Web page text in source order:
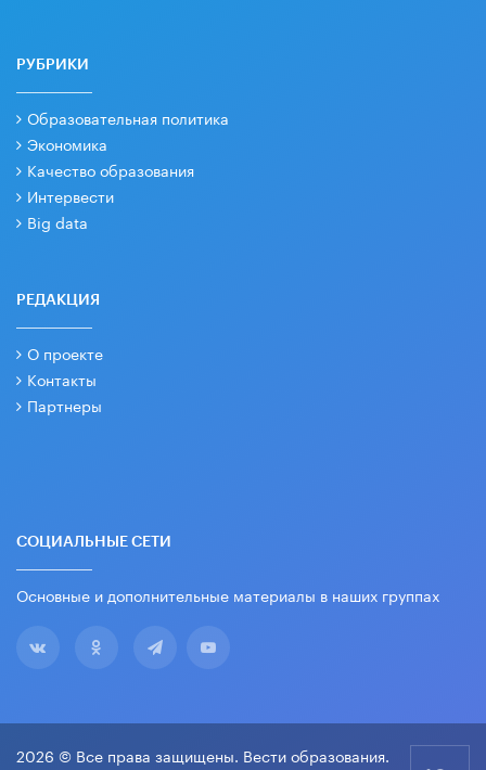
РУБРИКИ
Образовательная политика
Экономика
Качество образования
Интервести
Big data
РЕДАКЦИЯ
О проекте
Контакты
Партнеры
СОЦИАЛЬНЫЕ СЕТИ
Основные и дополнительные материалы в наших группах
2026 © Все права защищены. Вести образования.